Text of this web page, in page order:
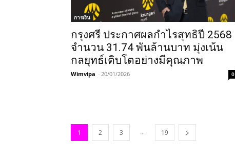
การเงิน
กรุงศรี ประกาศผลกำไรสุทธิปี 2568
จำนวน 31.74 พันล้านบาท มุ่งเน้น
กลยุทธ์เติบโตอย่างมีคุณภาพ
Wimvipa - 20/01/2026 0
1 2 3 ... 19